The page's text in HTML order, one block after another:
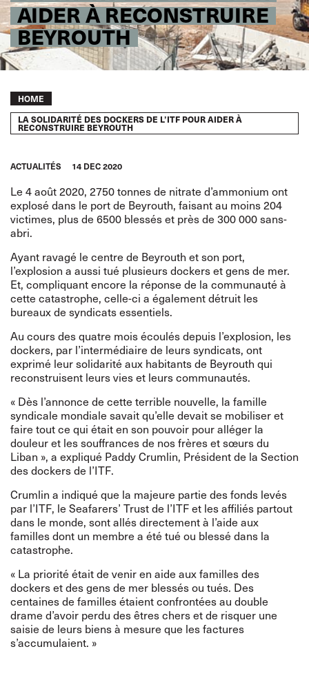
AIDER À RECONSTRUIRE
BEYROUTH
Breadcrumb
HOME
LA SOLIDARITÉ DES DOCKERS DE L’ITF POUR AIDER À
RECONSTRUIRE BEYROUTH
ACTUALITÉS 14 DEC 2020
Le 4 août 2020, 2750 tonnes de nitrate d’ammonium ont
explosé dans le port de Beyrouth, faisant au moins 204
victimes, plus de 6500 blessés et près de 300 000 sans-
abri.
Ayant ravagé le centre de Beyrouth et son port,
l’explosion a aussi tué plusieurs dockers et gens de mer.
Et, compliquant encore la réponse de la communauté à
cette catastrophe, celle-ci a également détruit les
bureaux de syndicats essentiels.
Au cours des quatre mois écoulés depuis l’explosion, les
dockers, par l’intermédiaire de leurs syndicats, ont
exprimé leur solidarité aux habitants de Beyrouth qui
reconstruisent leurs vies et leurs communautés.
« Dès l’annonce de cette terrible nouvelle, la famille
syndicale mondiale savait qu’elle devait se mobiliser et
faire tout ce qui était en son pouvoir pour alléger la
douleur et les souffrances de nos frères et sœurs du
Liban », a expliqué Paddy Crumlin, Président de la Section
des dockers de l’ITF.
Crumlin a indiqué que la majeure partie des fonds levés
par l’ITF, le Seafarers’ Trust de l’ITF et les affiliés partout
dans le monde, sont allés directement à l’aide aux
familles dont un membre a été tué ou blessé dans la
catastrophe.
« La priorité était de venir en aide aux familles des
dockers et des gens de mer blessés ou tués. Des
centaines de familles étaient confrontées au double
drame d’avoir perdu des êtres chers et de risquer une
saisie de leurs biens à mesure que les factures
s’accumulaient. »